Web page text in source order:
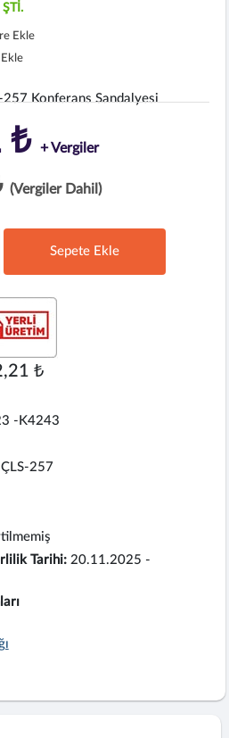
Ekle
257 Konferans Sandalyesi
₺ + Vergiler
(Vergiler Dahil)
Sepete Ekle
₺
-K4243
257
Tarihi: 20.11.2025 -